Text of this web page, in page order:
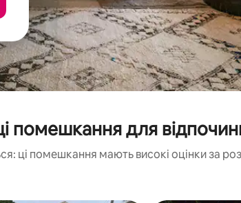
помешкання для
ці помешкання мають високі оцінки за